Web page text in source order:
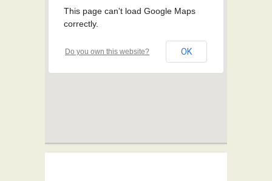
This page can't load Google Maps
correctly.
Do you own this website? OK